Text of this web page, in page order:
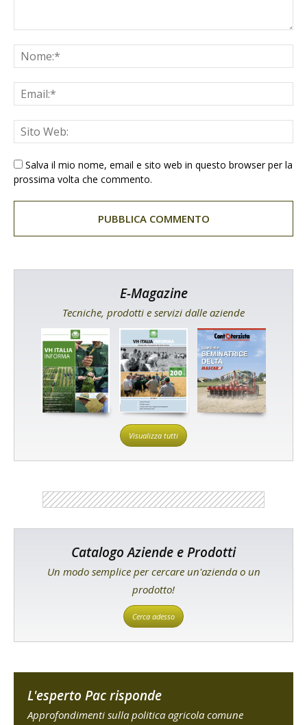
Salva il mio nome, email e sito web in questo browser per la
prossima volta che commento.
E-Magazine
Tecniche, prodotti e servizi dalle aziende
Visualizza tutti
Catalogo Aziende e Prodotti
Un modo semplice per cercare un'azienda o un
prodotto!
Cerca adesso
L'esperto Pac risponde
Approfondimenti sulla politica agricola comune